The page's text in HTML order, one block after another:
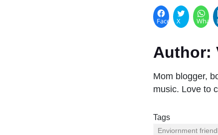
Facebook
X
Author:
Mom blogger,
music. Love to
Tags
Enviornment